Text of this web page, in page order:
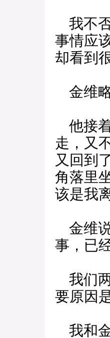
我不
事情应
却看到
金维
他接
走，又
又回到
角落里
该是我
金维
事，已
我们
要原因
我和